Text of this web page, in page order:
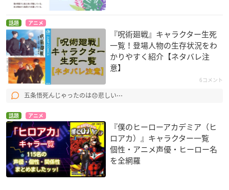
話題 アニメ
『呪術廻戦』キャラクター生死
一覧！登場人物の生存状況をわ
かりやすく紹介【ネタバレ注
意】
6コメント
五条悟死んじゃったのは😞悲しい⋯
話題 アニメ
『僕のヒーローアカデミア（ヒ
ロアカ）』キャラクター一覧
個性・アニメ声優・ヒーロー名
を全網羅